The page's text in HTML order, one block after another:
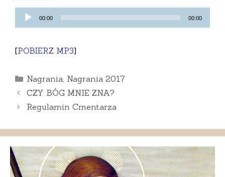
Odtwarzacz
plików00:00 00:00
[POBIERZ MP3]
Kategorie
Nagrania, Nagrania 2017
CZY BÓG MNIE ZNA?
Regulamin Cmentarza